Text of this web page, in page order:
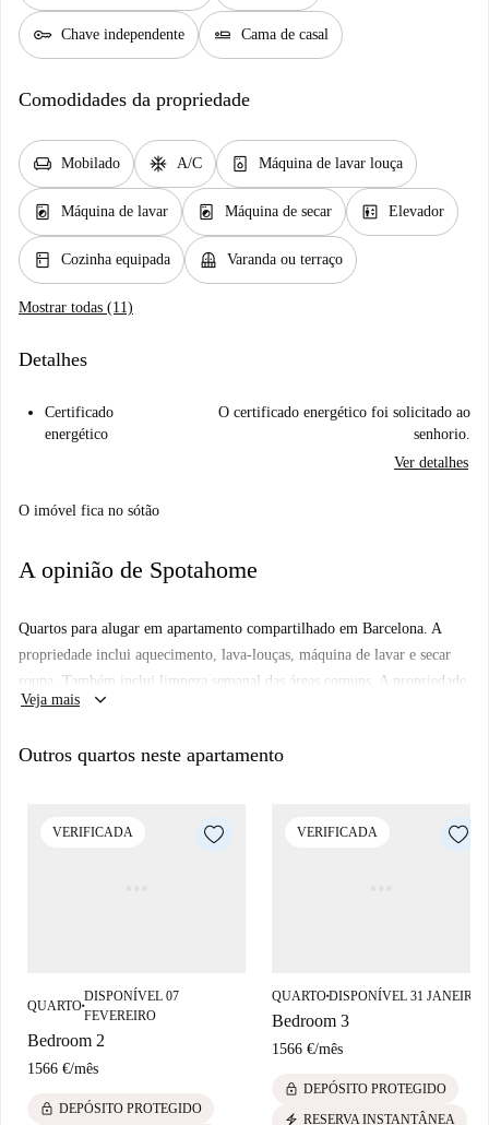
key Chave independente airline_seat_flat Cama de casal
Comodidades da propriedade
chair Mobilado ac_unit A/C dishwasher_gen Máquina de lavar louça
local_laundry_service Máquina de lavar local_laundry_service Máquina de secar elevator Elevador
kitchen Cozinha equipada balcony Varanda ou terraço
Mostrar todas (11)
Detalhes
Certificado
energético
O certificado energético foi solicitado ao
senhorio.
Ver detalhes
O imóvel fica no sótão
A opinião de Spotahome
Quartos para alugar em apartamento compartilhado em Barcelona. A
propriedade inclui aquecimento, lava-louças, máquina de lavar e secar
roupa. Também inclui limpeza semanal das áreas comuns. A propriedade
também tem ferro de passar e aspirador de pó. Lençóis e toalhas são
Veja mais keyboard_arrow_down
Outros quartos neste apartamento
VERIFICADA
QUARTO■
DISPONÍVEL 07
FEVEREIRO
Bedroom 2
1566 €/mês
lock DEPÓSITO PROTEGIDO
VERIFICADA
QUARTO■DISPONÍVEL 31 JANEIRO
Bedroom 3
1566 €/mês
lock DEPÓSITO PROTEGIDO
electric_bolt RESERVA INSTANTÂNEA